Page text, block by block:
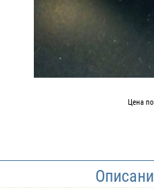
Цена